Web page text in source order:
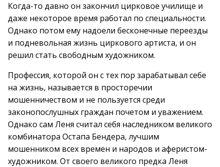
Когда-то давно он закончил цирковое училище и
даже некоторое время работал по специальности.
Однако потом ему надоели бесконечные переезды
и подневольная жизнь циркового артиста, и он
решил стать свободным художником.
Профессия, которой он с тех пор зарабатывал себе
на жизнь, называется в просторечии
мошенничеством и не пользуется среди
законопослушных граждан почетом и уважением.
Однако сам Леня считал себя наследником великого
комбинатора Остапа Бендера, лучшим
мошенником всех времен и народов и аферистом-
художником. От своего великого предка Леня